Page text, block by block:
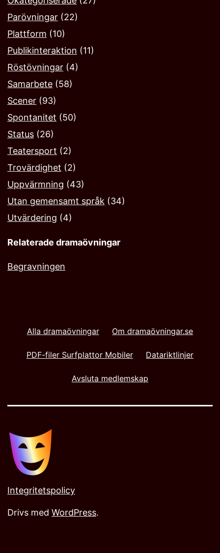
Parövningar (22)
Plattform (10)
Publikinteraktion (11)
Röstövningar (4)
Samarbete (58)
Scener (93)
Spontanitet (50)
Status (26)
Teatersport (2)
Trovärdighet (2)
Uppvärmning (43)
Utan gemensamt språk (34)
Utvärdering (4)
Relaterade dramaövningar
Begravningen
Alla dramaövningar Om dramaövningar.se
PDF-filer Surfplattor Mobiler Datariktlinjer
Avsluta medlemskap
Integritetspolicy
Drivs med WordPress.